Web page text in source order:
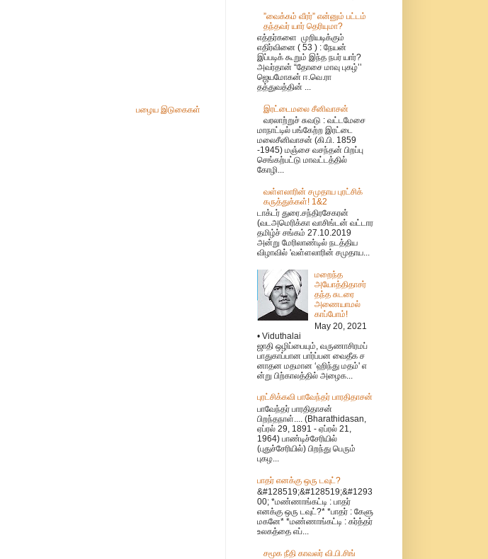
பழைய இடுகைகள்
”வைக்கம் வீரர்” என்னும் பட்டம்
தந்தவர் யார் தெரியுமா?
எத்தர்களை முறியடிக்கும்
எதிர்வினை ( 53 ) : நேயன்
இப்படிக் கூறும் இந்த நபர் யார்?
அவர்தான் “தோசை மாவு புகழ்’’
ஜெயமோகன் ஈ.வெ.ரா
தத்துவத்தின் ...
இரட்டைமலை சீனிவாசன்
வரலாற்றுச் சுவடு : வட்டமேசை
மாநாட்டில் பங்கேற்ற இரட்டை
மலைசீனிவாசன் (கி.பி. 1859
-1945) மஞ்சை வசந்தன் பிறப்பு
செங்கற்பட்டு மாவட்டத்தில்
கோழி...
வள்ளலாரின் சமுதாய புரட்சிக்
கருத்துக்கள்! 1&2
டாக்டர் துரை.சந்திரசேகரன்
(வடஅமெரிக்கா வாசிங்டன் வட்டார
தமிழ்ச் சங்கம் 27.10.2019
அன்று மேரிலாண்டில் நடத்திய
விழாவில் 'வள்ளலாரின் சமுதாய...
மறைந்த
அயோத்திதாசர்
தந்த சுடரை
அணையாமல்
காப்போம்!
May 20, 2021
• Viduthalai
ஜாதி ஒழிப்பையும், வருணாசிரமப்
பாதுகாப்பான பார்ப்பன வைதீக ச
னாதன மதமான ‘ஹிந்து மதம்' எ
ன்று பிற்காலத்தில் அழைக...
புரட்சிக்கவி பாவேந்தர் பாரதிதாசன்
பாவேந்தர் பாரதிதாசன்
பிறந்தநாள்.... (Bharathidasan,
ஏப்ரல் 29, 1891 - ஏப்ரல் 21,
1964) பாண்டிச்சேரியில்
(புதுச்சேரியில்) பிறந்து பெரும்
புகழ...
பாதர் எனக்கு ஒரு டவுட்?
&#128519;&#128519;&#1293
00; *மண்ணாங்கட்டி : பாதர்
எனக்கு ஒரு டவுட்?* *பாதர் : கேளு
மகனே* *மண்ணாங்கட்டி : கர்த்தர்
உலகத்தை எப்...
சமூக நீதி காவலர் வி.பி.சிங்